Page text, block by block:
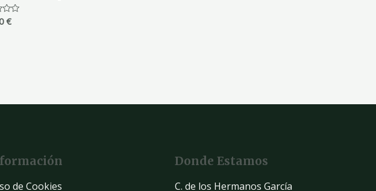
€
de Cookies
Donde Estamos
C. de los Hermanos García